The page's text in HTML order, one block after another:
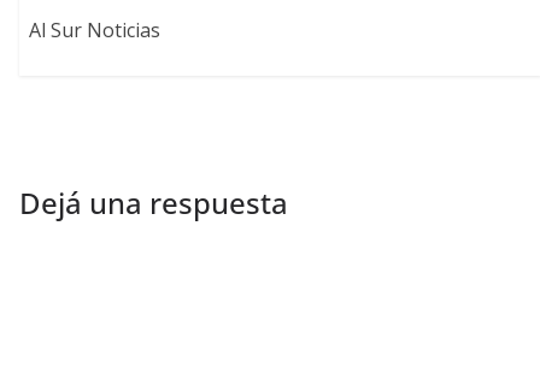
Al Sur Noticias
Dejá una respuesta